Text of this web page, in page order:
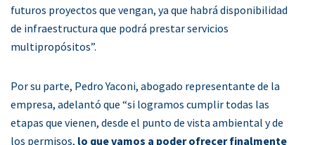
futuros proyectos que vengan, ya que habrá disponibilidad
de infraestructura que podrá prestar servicios
multipropósitos”.
Por su parte, Pedro Yaconi, abogado representante de la
empresa, adelantó que “si logramos cumplir todas las
etapas que vienen, desde el punto de vista ambiental y de
los permisos, lo que vamos a poder ofrecer finalmente